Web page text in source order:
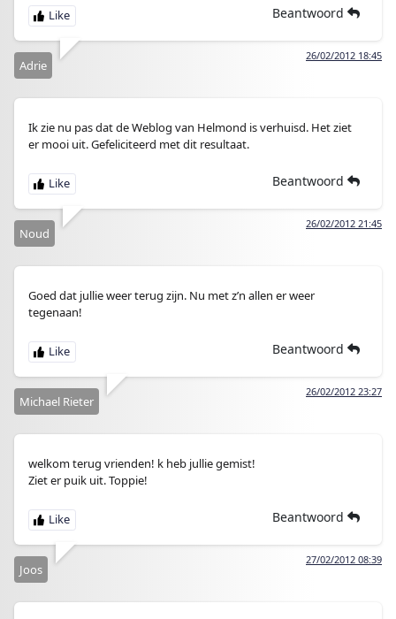
Beantwoord
26/02/2012 18:45
Adrie
Ik zie nu pas dat de Weblog van Helmond is verhuisd. Het ziet
er mooi uit. Gefeliciteerd met dit resultaat.
Beantwoord
26/02/2012 21:45
Noud
Goed dat jullie weer terug zijn. Nu met z’n allen er weer
tegenaan!
Beantwoord
26/02/2012 23:27
Michael Rieter
welkom terug vrienden! k heb jullie gemist!
Ziet er puik uit. Toppie!
Beantwoord
27/02/2012 08:39
Joos